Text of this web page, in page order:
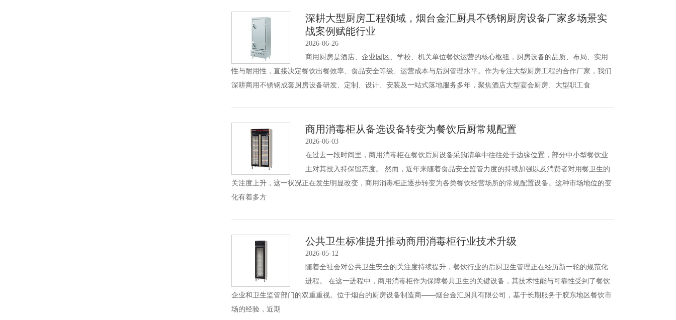
深耕大型厨房工程领域，烟台金汇厨具不锈钢厨房设备厂家多场景实
战案例赋能行业
2026-06-26
商用厨房是酒店、企业园区、学校、机关单位餐饮运营的核心枢纽，厨房设备的品质、布局、实用
性与耐用性，直接决定餐饮出餐效率、食品安全等级、运营成本与后厨管理水平。作为专注大型厨房工程的合作厂家，我们
深耕商用不锈钢成套厨房设备研发、定制、设计、安装及一站式落地服务多年，聚焦酒店大型宴会厨房、大型职工食
商用消毒柜从备选设备转变为餐饮后厨常规配置
2026-06-03
在过去一段时间里，商用消毒柜在餐饮后厨设备采购清单中往往处于边缘位置，部分中小型餐饮业
主对其投入持保留态度。 然而，近年来随着食品安全监管力度的持续加强以及消费者对用餐卫生的
关注度上升，这一状况正在发生明显改变，商用消毒柜正逐步转变为各类餐饮经营场所的常规配置设备。这种市场地位的变
化有着多方
公共卫生标准提升推动商用消毒柜行业技术升级
2026-05-12
随着全社会对公共卫生安全的关注度持续提升，餐饮行业的后厨卫生管理正在经历新一轮的规范化
进程。 在这一进程中，商用消毒柜作为保障餐具卫生的关键设备，其技术性能与可靠性受到了餐饮
企业和卫生监管部门的双重重视。位于烟台的厨房设备制造商——烟台金汇厨具有限公司，基于长期服务于胶东地区餐饮市
场的经验，近期